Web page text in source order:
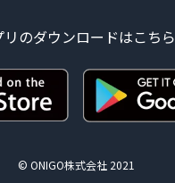
リのダウンロードはこちら
© ONIGO株式会社 2021